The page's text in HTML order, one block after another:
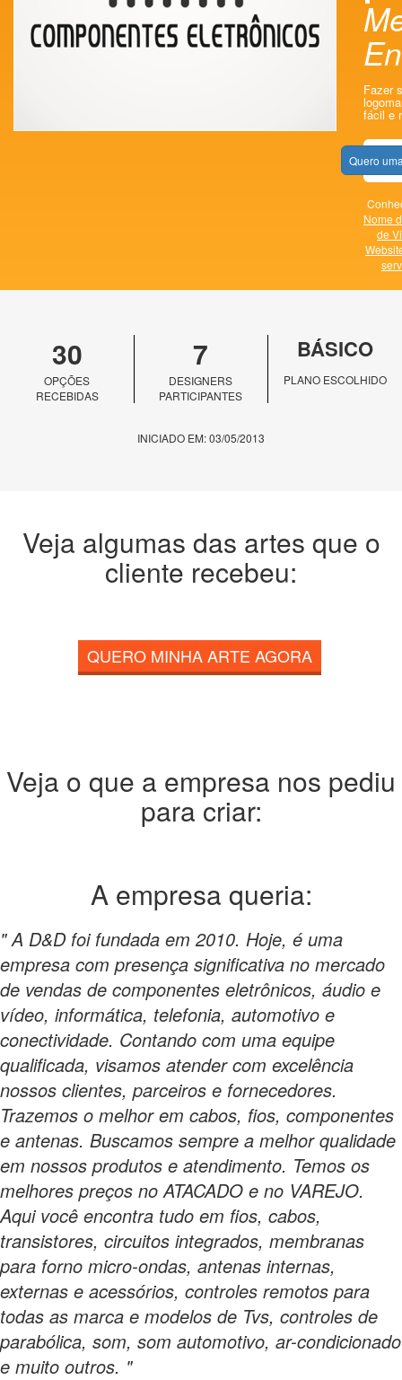
Fazer
fácil e
Quero
Nome
de
30
OPÇÕES
RECEBIDAS
7
DESIGNERS
PARTICIPANTES
BÁSICO
PLANO ESCOLHIDO
INICIADO EM: 03/05/2013
Veja algumas das artes que o
cliente recebeu:
QUERO MINHA ARTE AGORA
Veja o que a empresa nos pediu
para criar:
A empresa queria:
" A D&D foi fundada em 2010. Hoje, é uma
empresa com presença significativa no mercado
de vendas de componentes eletrônicos, áudio e
vídeo, informática, telefonia, automotivo e
conectividade. Contando com uma equipe
qualificada, visamos atender com excelência
nossos clientes, parceiros e fornecedores.
Trazemos o melhor em cabos, fios, componentes
e antenas. Buscamos sempre a melhor qualidade
em nossos produtos e atendimento. Temos os
melhores preços no ATACADO e no VAREJO.
Aqui você encontra tudo em fios, cabos,
transistores, circuitos integrados, membranas
para forno micro-ondas, antenas internas,
externas e acessórios, controles remotos para
todas as marca e modelos de Tvs, controles de
parabólica, som, som automotivo, ar-condicionado
e muito outros. "